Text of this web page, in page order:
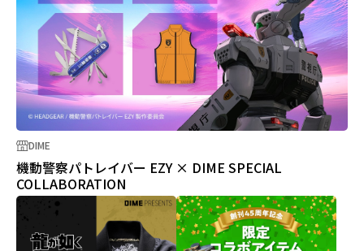
DIME
機動警察パトレイバー EZY × DIME SPECIAL
COLLABORATION